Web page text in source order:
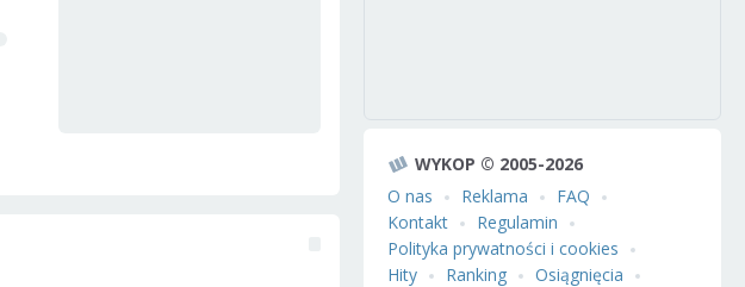
WYKOP © 2005-2026
O nas
Reklama
FAQ
Kontakt
Regulamin
Polityka prywatności i cookies
Hity
Ranking
Osiągnięcia